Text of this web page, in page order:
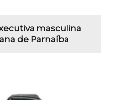
masculina
de Parnaíba